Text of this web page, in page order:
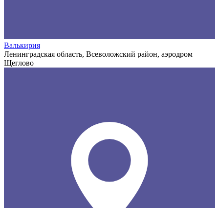
Валькирия
Ленинградская область, Всеволожский район, аэродром
Щеглово